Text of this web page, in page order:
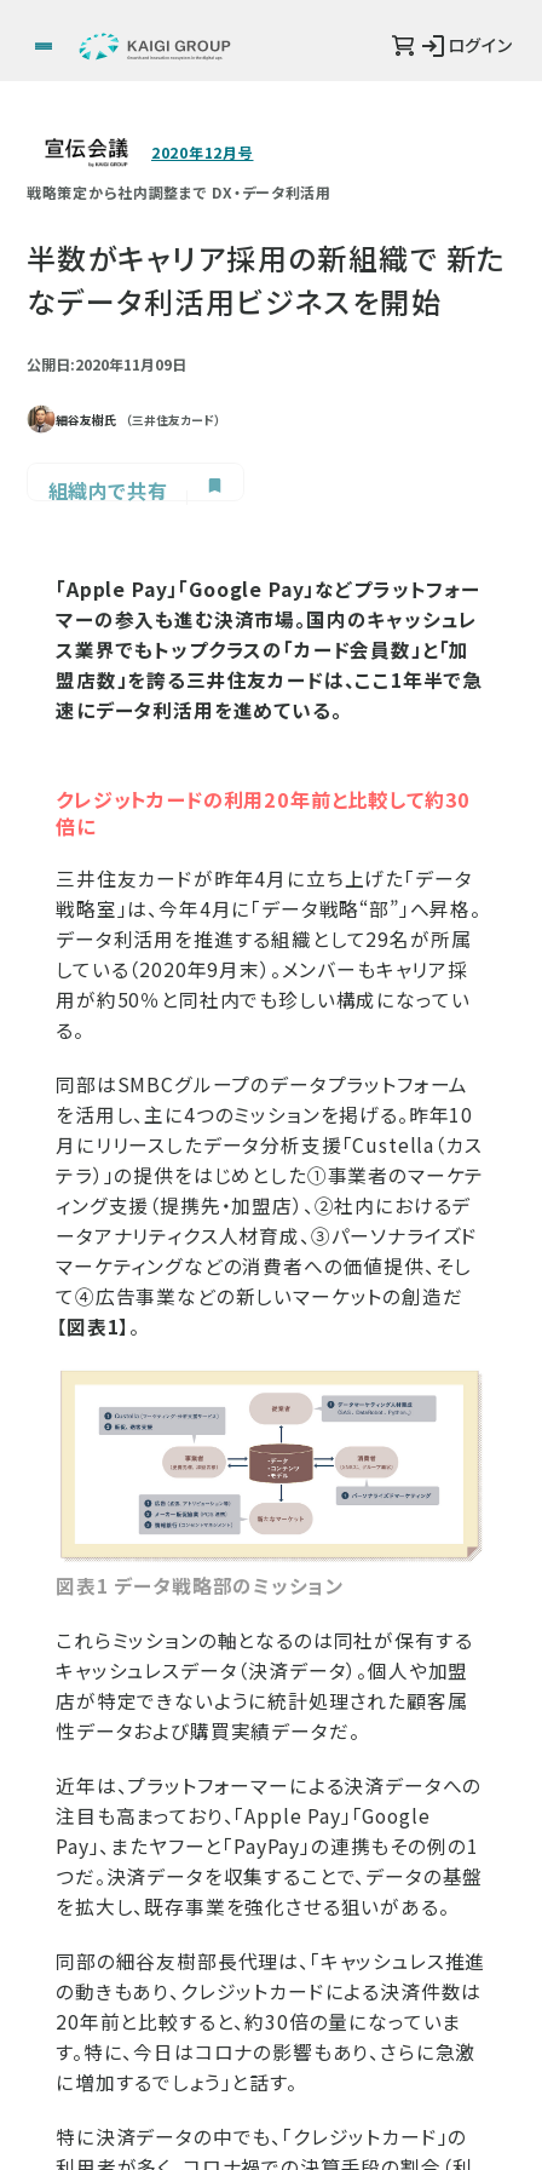
ログイン
2020年12月号
戦略策定から社内調整まで DX・データ利活用
半数がキャリア採用の新組織で 新た
なデータ利活用ビジネスを開始
公開日:2020年11月09日
細谷友樹氏 （三井住友カード）
組織内で共有
「Apple Pay」「Google Pay」などプラットフォー
マーの参入も進む決済市場。国内のキャッシュレ
ス業界でもトップクラスの「カード会員数」と「加
盟店数」を誇る三井住友カードは、ここ1年半で急
速にデータ利活用を進めている。
クレジットカードの利用20年前と比較して約30
倍に
三井住友カードが昨年4月に立ち上げた「データ
戦略室」は、今年4月に「データ戦略“部”」へ昇格。
データ利活用を推進する組織として29名が所属
している（2020年9月末）。メンバーもキャリア採
用が約50％と同社内でも珍しい構成になってい
る。
同部はSMBCグループのデータプラットフォーム
を活用し、主に4つのミッションを掲げる。昨年10
月にリリースしたデータ分析支援「Custella（カス
テラ）」の提供をはじめとした①事業者のマーケテ
ィング支援（提携先・加盟店）、②社内におけるデ
ータアナリティクス人材育成、③パーソナライズド
マーケティングなどの消費者への価値提供、そし
て④広告事業などの新しいマーケットの創造だ
【図表1】。
図表1 データ戦略部のミッション
これらミッションの軸となるのは同社が保有する
キャッシュレスデータ（決済データ）。個人や加盟
店が特定できないように統計処理された顧客属
性データおよび購買実績データだ。
近年は、プラットフォーマーによる決済データへの
注目も高まっており、「Apple Pay」「Google
Pay」、またヤフーと「PayPay」の連携もその例の1
つだ。決済データを収集することで、データの基盤
を拡大し、既存事業を強化させる狙いがある。
同部の細谷友樹部長代理は、「キャッシュレス推進
の動きもあり、クレジットカードによる決済件数は
20年前と比較すると、約30倍の量になっていま
す。特に、今日はコロナの影響もあり、さらに急激
に増加するでしょう」と話す。
特に決済データの中でも、「クレジットカード」の